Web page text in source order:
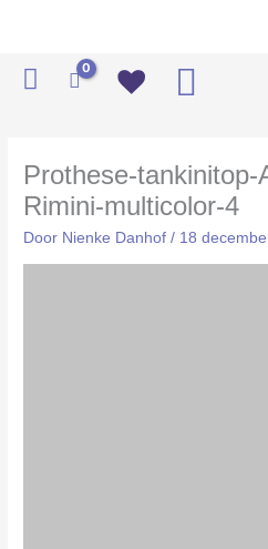
inhoud
Prothese-tankinitop-
Rimini-multicolor-4
Door Nienke Danhof/ 18